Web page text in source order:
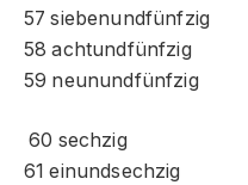
57 siebenundfünfzig
58 achtundfünfzig
59 neunundfünfzig
60 sechzig
61 einundsechzig